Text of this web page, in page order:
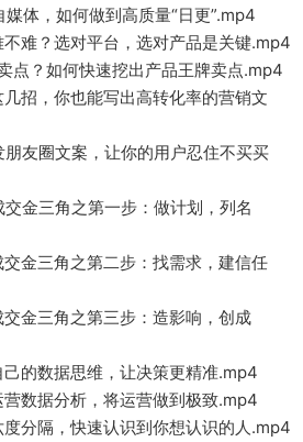
体，如何做到高质量“日更”.mp4
难？选对平台，选对产品是关键.mp4
点？如何快速挖出产品王牌卖点.mp4
招，你也能写出高转化率的营销文
友圈文案，让你的用户忍住不买买
金三角之第一步：做计划，列名
金三角之第二步：找需求，建信任
金三角之第三步：造影响，创成
的数据思维，让决策更精准.mp4
数据分析，将运营做到极致.mp4
分隔，快速认识到你想认识的人.mp4